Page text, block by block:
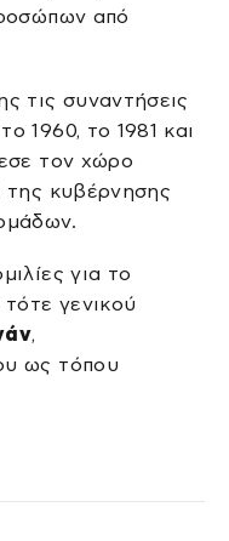
από
τις συναντήσεις
1960, το 1981 και
τον χώρο
της κυβέρνησης
για το
γενικού
,
ως τόπου